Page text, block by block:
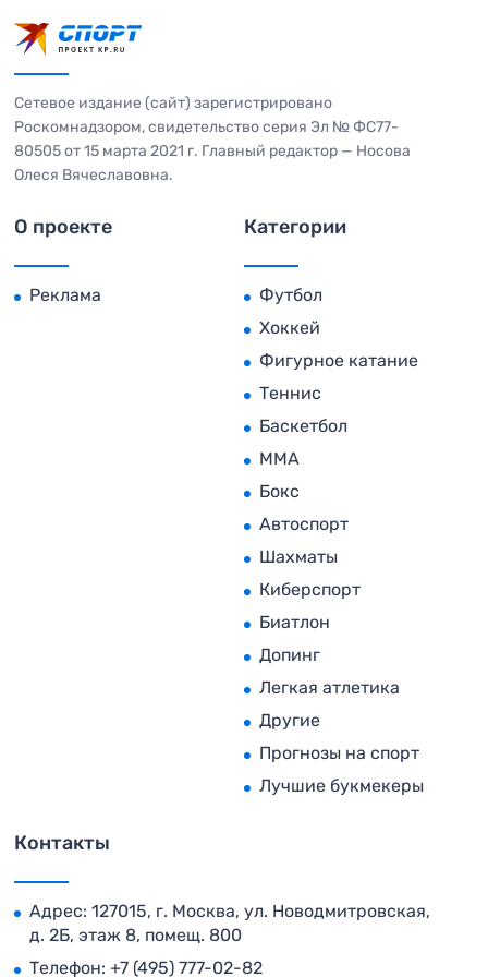
Сетевое издание (сайт) зарегистрировано
Роскомнадзором, свидетельство серия Эл № ФС77-
80505 от 15 марта 2021 г. Главный редактор — Носова
Олеся Вячеславовна.
О проекте
Реклама
Категории
Футбол
Хоккей
Фигурное катание
Теннис
Баскетбол
MMA
Бокс
Автоспорт
Шахматы
Киберспорт
Биатлон
Допинг
Легкая атлетика
Другие
Прогнозы на спорт
Лучшие букмекеры
Контакты
Адрес: 127015, г. Москва, ул. Новодмитровская,
д. 2Б, этаж 8, помещ. 800
Телефон: +7 (495) 777-02-82